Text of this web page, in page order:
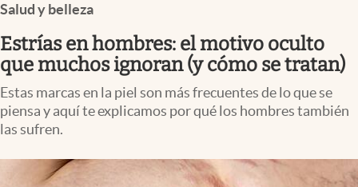
Salud y belleza
Estrías en hombres: el motivo oculto
que muchos ignoran (y cómo se tratan)
Estas marcas en la piel son más frecuentes de lo que se
piensa y aquí te explicamos por qué los hombres también
las sufren.